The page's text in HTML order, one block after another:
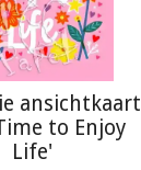
ansichtkaart
to Enjoy
Life'